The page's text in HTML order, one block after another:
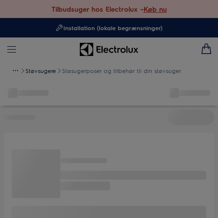
Tilbudsuger hos Electrolux –Køb nu
Installation (lokale begrænsninger)
Støvsugere Støsugerposer og tilbehør til din støvsuger